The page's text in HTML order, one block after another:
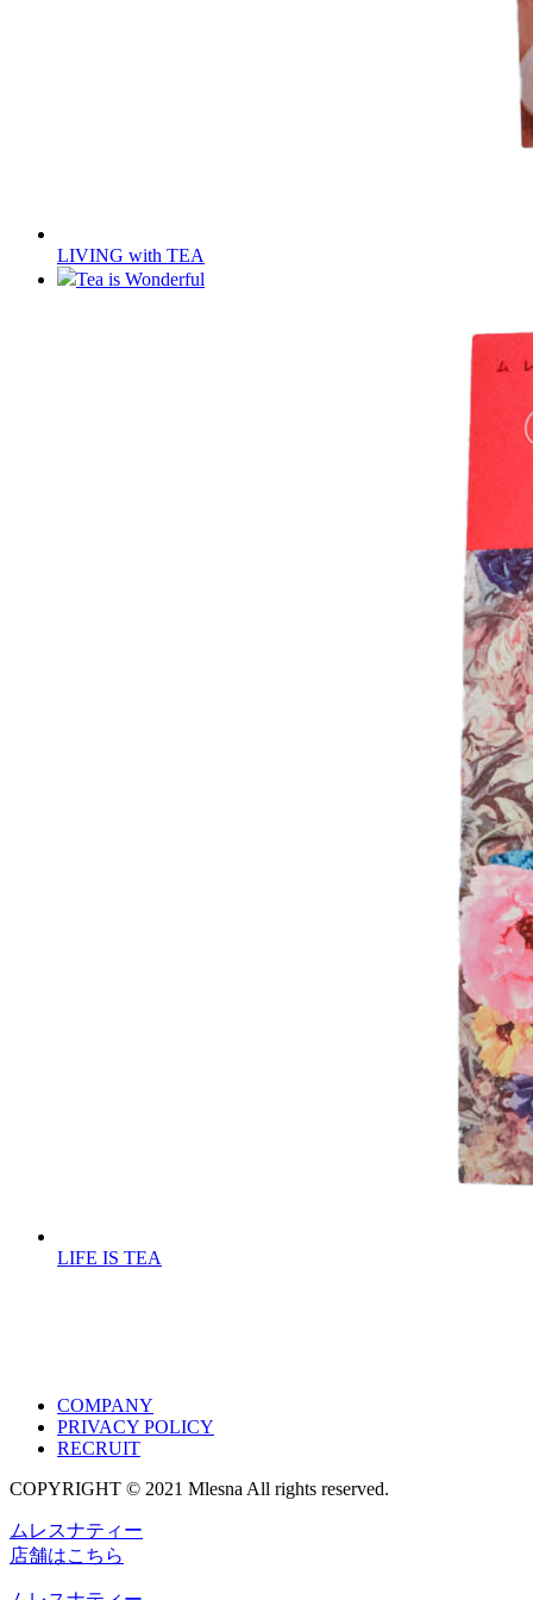
LIVING with TEA
Tea is Wonderful
LIFE IS TEA
COMPANY
PRIVACY POLICY
RECRUIT
COPYRIGHT © 2021 Mlesna All rights reserved.
ムレスナティー
店舗はこちら